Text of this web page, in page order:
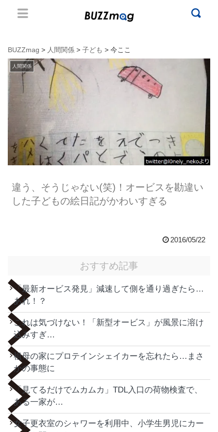
BUZZmag > 人間関係 > 子ども > 今ここ
人間関係
違う、そうじゃない(笑)！オービスを勘違い
した子どもの絵日記がかわいすぎる
2016/05/22
おすすめ記事
「最新オービス発見」減速して側を通り過ぎたら…
あれ！？
これは気づけない！「新型オービス」が風景に溶け
込みすぎ…
祖母の家にプロテインシェイカーを忘れたら…まさ
かの事態に
「見てるだけでムカムカ」TDL入口の荷物検査で、
ある一家が…
女子更衣室のシャワーを利用中、小学生男児にカー